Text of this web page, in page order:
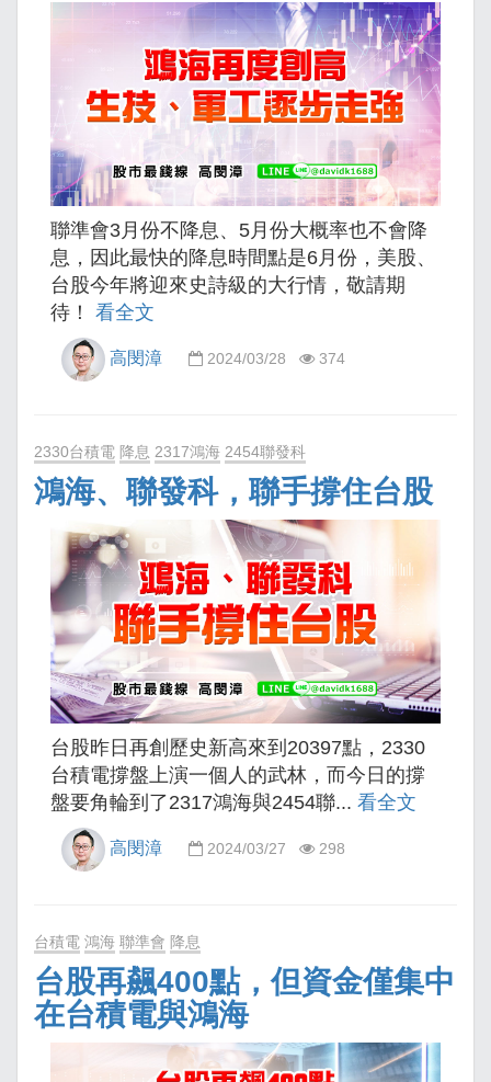
聯準會3月份不降息、5月份大概率也不會降
息，因此最快的降息時間點是6月份，美股、
台股今年將迎來史詩級的大行情，敬請期
待！ 看全文
高閔漳 2024/03/28 374
2330台積電 降息 2317鴻海 2454聯發科
鴻海、聯發科，聯手撐住台股
台股昨日再創歷史新高來到20397點，2330
台積電撐盤上演一個人的武林，而今日的撐
盤要角輪到了2317鴻海與2454聯... 看全文
高閔漳 2024/03/27 298
台積電 鴻海 聯準會 降息
台股再飆400點，但資金僅集中
在台積電與鴻海